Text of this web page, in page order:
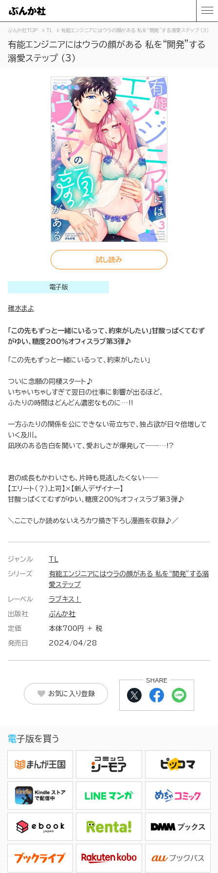
ぶんか社TOP TL 有能エンジニアにはウラの顔がある 私を“開発”する溺愛ステップ （3）
有能エンジニアにはウラの顔がある 私を“開発”する
溺愛ステップ （3）
試し読み
電子版
碓水まよ
「この先もずっと一緒にいるって、約束がしたい」甘酸っぱくてむず
がゆい、糖度200％オフィスラブ第3弾♪
「この先もずっと一緒にいるって、約束がしたい」
ついに念願の同棲スタート♪
いちゃいちゃしすぎて翌日の仕事に影響が出るほど、
ふたりの時間はどんどん濃密なものに…!!
一方ふたりの関係を公にできない苛立ちで、独占欲が日々倍増して
いく及川。
凪咲のある告白を聞いて、愛おしさが爆発して――…!?
君の成長もかわいさも、片時も見逃したくない――
【エリート（？）上司】×【新人デザイナー】
甘酸っぱくてむずがゆい、糖度200％オフィスラブ第3弾♪
＼ここでしか読めないえろカワ描き下ろし漫画を収録♪／
ジャンル
シリーズ
有能エンジニアにはウラの顔がある 私を“開発”する溺
愛ステップ
レーベル ラブキス！
出版社 ぶんか社
定価 本体700円 ＋ 税
発売日 2024/04/28
お気に入り登録
SHARE
電子版を買う